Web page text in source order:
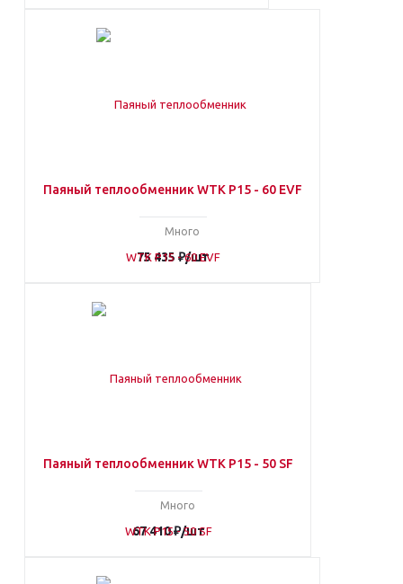
Паяный теплообменник WTK P15 - 60 EVF
Много
75 435 ₽/шт
Паяный теплообменник WTK P15 - 50 SF
Много
67 410₽/шт